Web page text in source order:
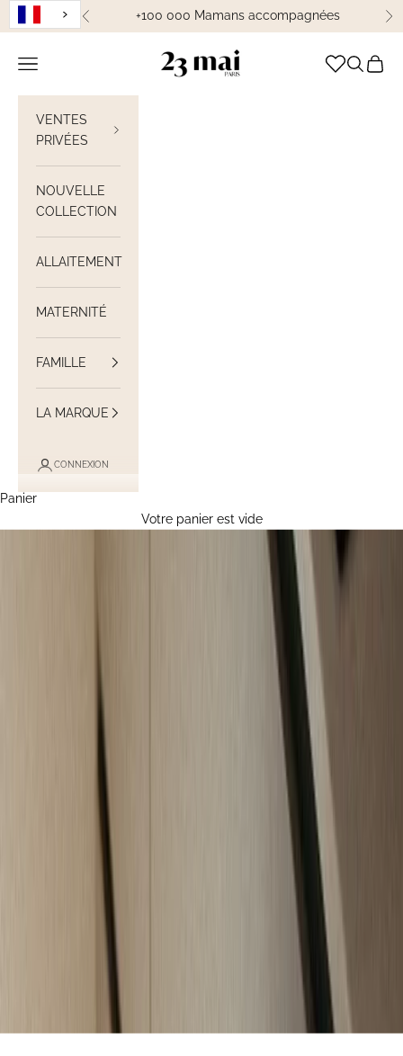
Passer au contenu
Précédent+100 000 Mamans accompagnées
23 Mai Paris
Ouvrir la navigation Ouvrir la
Voir
VENTES
PRIVÉES
NOUVELLE
COLLECTION
ALLAITEMENT
MATERNITÉ
FAMILLE
LA MARQUE
CONNEXION
Panier
Votre panier est vide